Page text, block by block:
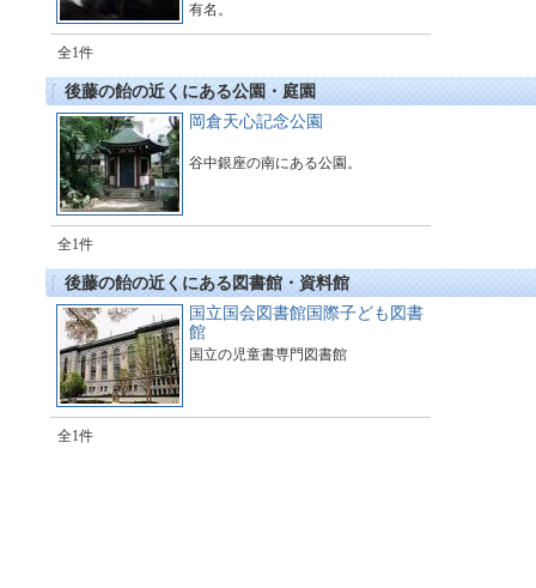
有名。
全1件
後藤の飴の近くにある公園・庭園
岡倉天心記念公園
谷中銀座の南にある公園。
全1件
後藤の飴の近くにある図書館・資料館
国立国会図書館国際子ども図書
館
国立の児童書専門図書館
全1件